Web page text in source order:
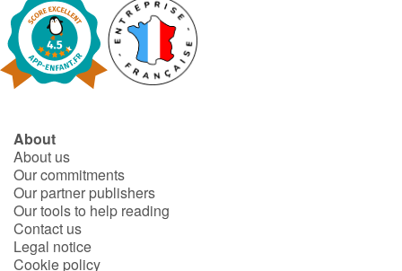
About
About us
Our commitments
Our partner publishers
Our tools to help reading
Contact us
Legal notice
Cookie policy